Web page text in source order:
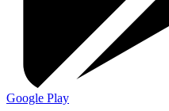
Google Play